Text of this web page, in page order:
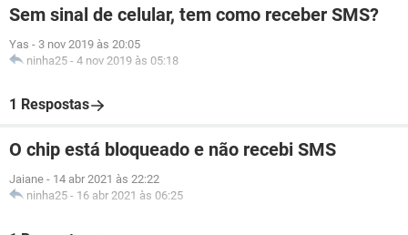
Sem sinal de celular, tem como receber SMS?
Yas - 3 nov 2019 às 20:05
ninha25 - 4 nov 2019 às 05:18
1 Respostas
O chip está bloqueado e não recebi SMS
Jaiane - 14 abr 2021 às 22:22
ninha25 - 16 abr 2021 às 06:25